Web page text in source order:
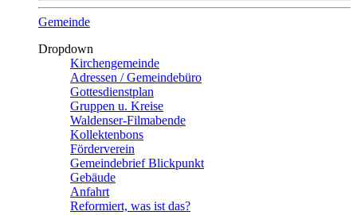
Gemeinde
Dropdown
Kirchengemeinde
Adressen / Gemeindebüro
Gottesdienstplan
Gruppen u. Kreise
Waldenser-Filmabende
Kollektenbons
Förderverein
Gemeindebrief Blickpunkt
Gebäude
Anfahrt
Reformiert, was ist das?